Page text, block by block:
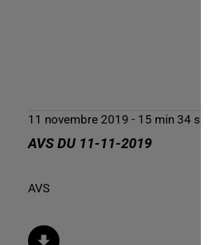
11 novembre 2019 - 15 min 34 sec
AVS DU 11-11-2019
AVS